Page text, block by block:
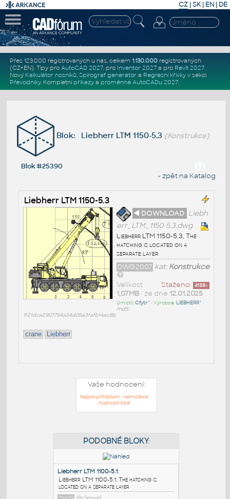
CZ | SK| EN | DE
Přes 123.000 registrovaných u nás, celkem 1.130.000registrovaných
(CZ+EN). Tipy pro AutoCAD 2027, pro Inventor 2027a pro Revit 2027.
Nový Kalkulátor nosníků, Spirograf generátor a Regresní křivkyv sekci
Převodníky. Kompletní příkazya proměnné AutoCADu 2027.
Blok: Liebherr LTM 1150-5.3 (Konstrukce)
Blok #25390
« zpět na Katalog
Liebherr LTM 1150-5.3
◄ DOWNLOAD Liebh
err_LTM_1150-5.3.dwg
Liebherr LTM 1150-5.3. The
hatching is located on a
separate layer
kat:Konstrukce
DWG2007
Staženo: 4188x
Velikost
1,07MB• ze dne 12.01.2025
Umístil:Cfytr^ • Výrobce: LIEBHERR^ •
md5:
1f21dca2907794a34d05a3fafb14ac8b
crane Liebherr
Vaše hodnocení:
Nejste přihlášeni - nemůžete
hodnotit blok